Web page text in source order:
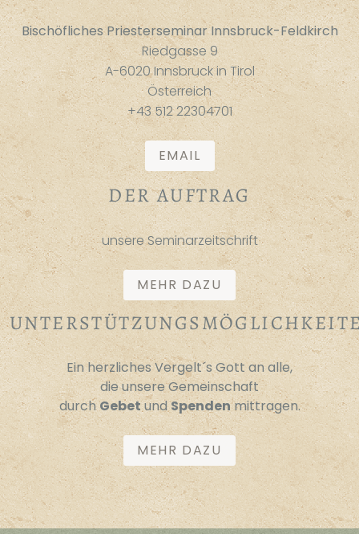
Bischöfliches Priesterseminar Innsbruck-Feldkirch
Riedgasse 9
A-6020 Innsbruck in Tirol
Österreich
+43 512 22304701
EMAIL
DER AUFTRAG
unsere Seminarzeitschrift
MEHR DAZU
Ein herzliches Vergelt´s Gott an alle,
die unsere Gemeinschaft
durchGebetundSpendenmittragen.
MEHR DAZU